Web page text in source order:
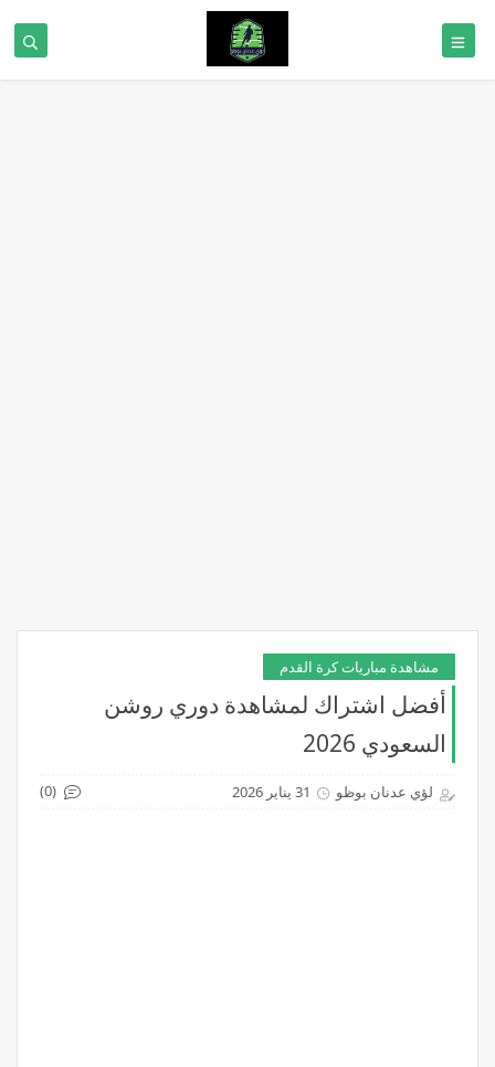
مشاهدة مباريات كرة القدم
أفضل اشتراك لمشاهدة دوري روشن
السعودي 2026
لؤي عدنان بوظو 31 يناير 2026 (0)